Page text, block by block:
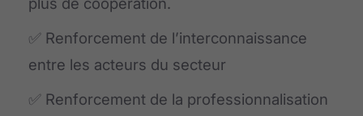
✅ Renforcement de l’interconnaissance
entre les acteurs du secteur
✅ Renforcement de la professionnalisation